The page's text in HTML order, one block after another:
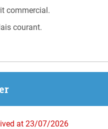
commercial.
courant.
at 23/07/2026